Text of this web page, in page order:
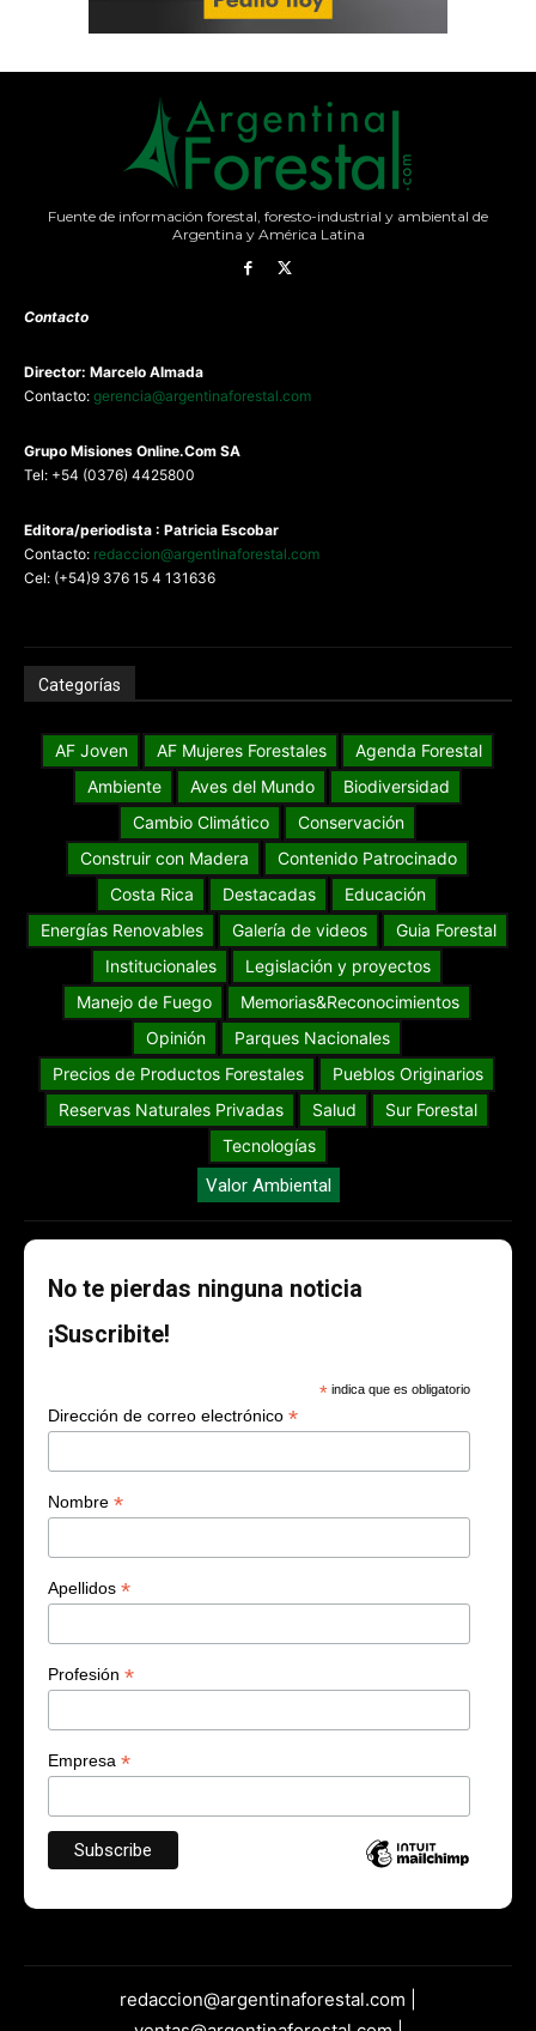
Fuente de información forestal, foresto-industrial y ambiental de
Argentina y América Latina
Contacto
Director: Marcelo Almada
Contacto: gerencia@argentinaforestal.com
Grupo Misiones Online.Com SA
Tel: +54 (0376) 4425800
Editora/periodista : Patricia Escobar
Contacto: redaccion@argentinaforestal.com
Cel: (+54)9 376 15 4 131636
Categorías
AF Joven AF Mujeres Forestales
Agenda Forestal
Ambiente
Aves del Mundo
Biodiversidad
Cambio Climático
Conservación
Construir con Madera
Contenido Patrocinado
Costa Rica
Destacadas
Educación
Energías Renovables
Galería de videos
Guia Forestal
Institucionales
Legislación y proyectos
Manejo de Fuego
Memorias&Reconocimientos
Opinión
Parques Nacionales
Precios de Productos Forestales
Pueblos Originarios
Reservas Naturales Privadas
Salud
Sur Forestal
Tecnologías
Valor Ambiental
No te pierdas ninguna noticia
¡Suscribite!
* indica que es obligatorio
Dirección de correo electrónico *
Nombre *
Apellidos *
Profesión *
Empresa *
redaccion@argentinaforestal.com |